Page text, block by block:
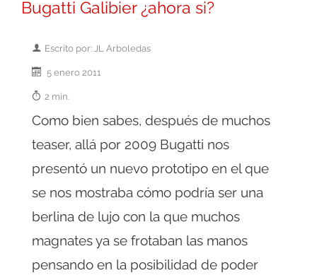
Bugatti Galibier ¿ahora si?
Escrito por: JL Arboledas
5 enero 2011
2 min.
Como bien sabes, después de muchos
teaser, allá por 2009 Bugatti nos
presentó un nuevo prototipo en el que
se nos mostraba cómo podría ser una
berlina de lujo con la que muchos
magnates ya se frotaban las manos
pensando en la posibilidad de poder